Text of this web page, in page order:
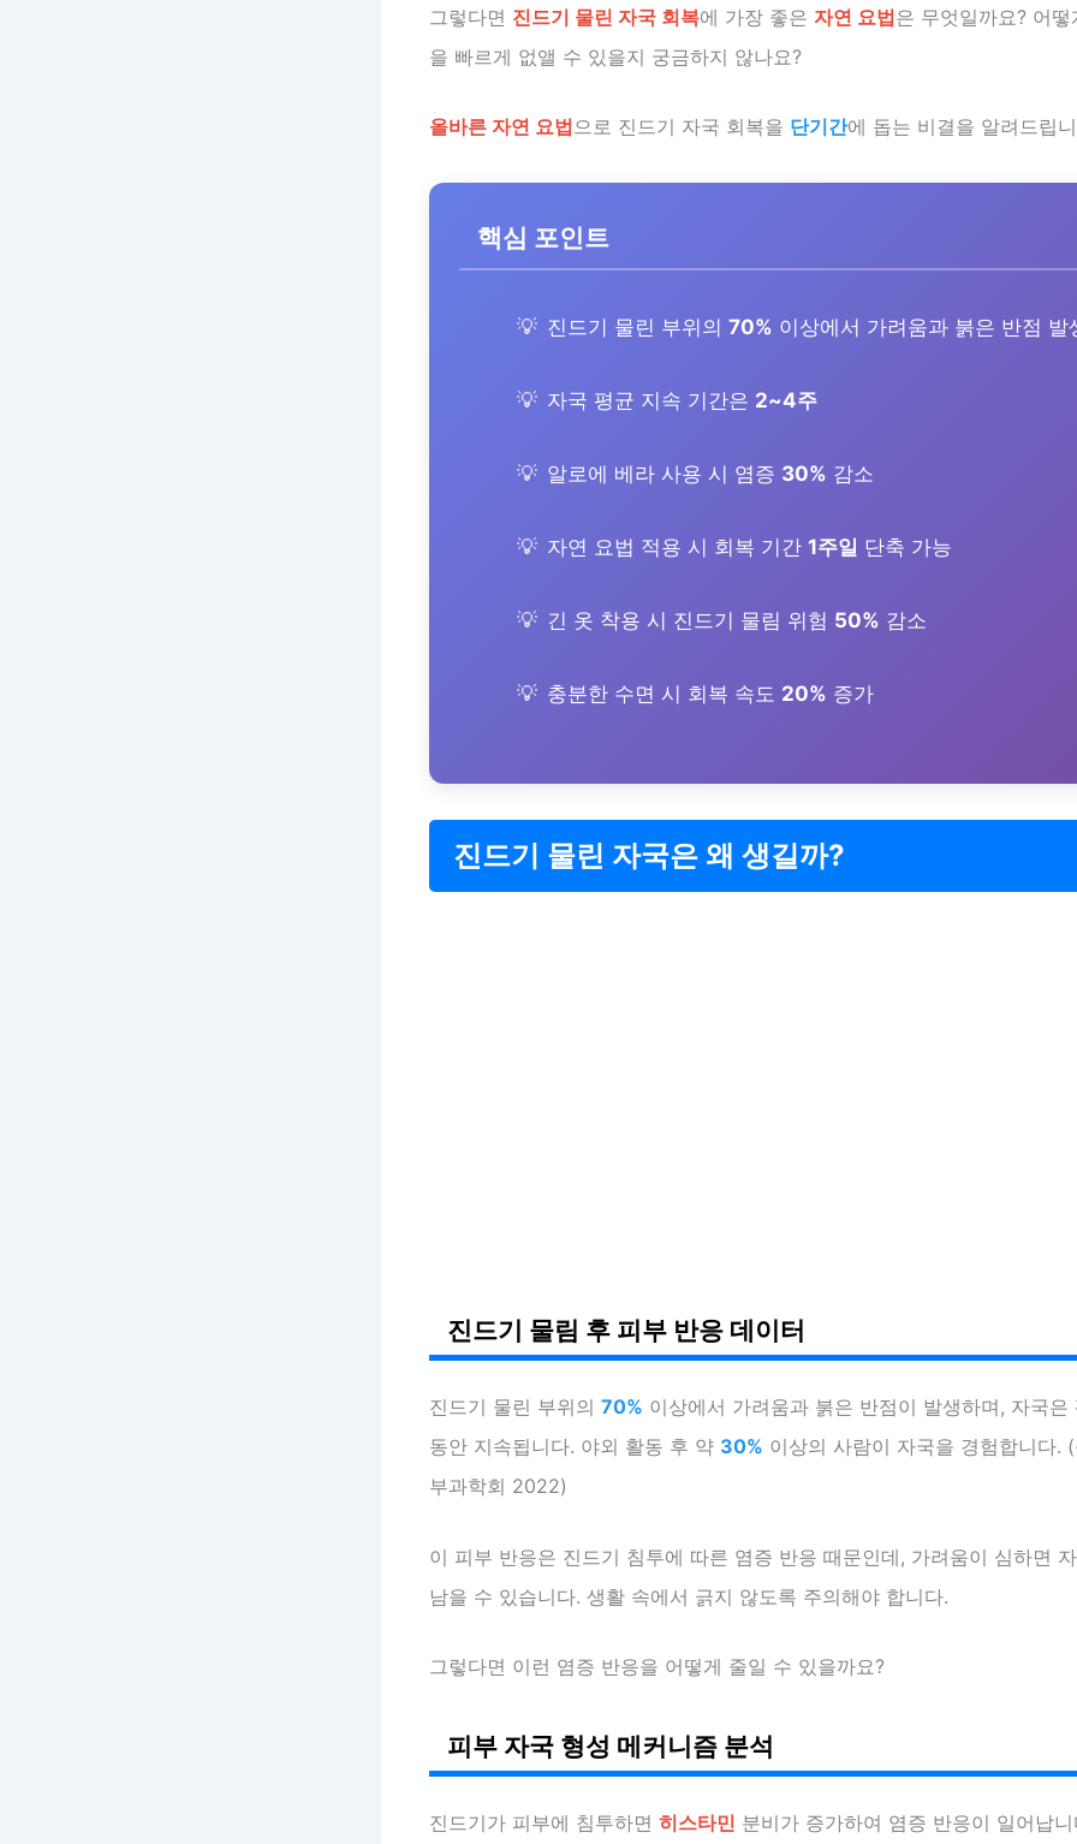
그렇다면 진드기 물린 자국 회복에 가장 좋은 자연 요법은 무엇일까요? 어
을 빠르게 없앨 수 있을지 궁금하지 않나요?
올바른 자연 요법으로 진드기 자국 회복을 단기간에 돕는 비결을 알려드립
핵심 포인트
진드기 물린 부위의 70% 이상에서 가려움과 붉은 반점 발
자국 평균 지속 기간은 2~4주
알로에 베라 사용 시 염증 30% 감소
자연 요법 적용 시 회복 기간 1주일 단축 가능
긴 옷 착용 시 진드기 물림 위험 50% 감소
충분한 수면 시 회복 속도 20% 증가
진드기 물린 자국은 왜 생길까?
진드기 물림 후 피부 반응 데이터
진드기 물린 부위의 70% 이상에서 가려움과 붉은 반점이 발생하며, 자국
동안 지속됩니다. 야외 활동 후 약 30% 이상의 사람이 자국을 경험합니다.
부과학회 2022)
이 피부 반응은 진드기 침투에 따른 염증 반응 때문인데, 가려움이 심하면
남을 수 있습니다. 생활 속에서 긁지 않도록 주의해야 합니다.
그렇다면 이런 염증 반응을 어떻게 줄일 수 있을까요?
피부 자국 형성 메커니즘 분석
진드기가 피부에 침투하면 히스타민 분비가 증가하여 염증 반응이 일어납